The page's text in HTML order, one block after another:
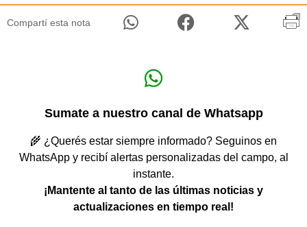
Compartí esta nota
Sumate a nuestro canal de Whatsapp
🌾 ¿Querés estar siempre informado? Seguinos en
WhatsApp y recibí alertas personalizadas del campo, al
instante.
¡Mantente al tanto de las últimas noticias y
actualizaciones en tiempo real!